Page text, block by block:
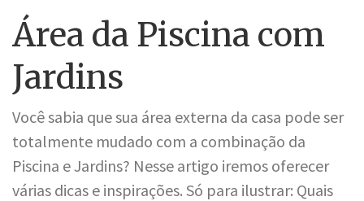
Termos de Uso
Área da Piscina com
Jardins
Você sabia que sua área externa da casa pode ser
totalmente mudado com a combinação da
Piscina e Jardins? Nesse artigo iremos oferecer
várias dicas e inspirações. Só para ilustrar: Quais